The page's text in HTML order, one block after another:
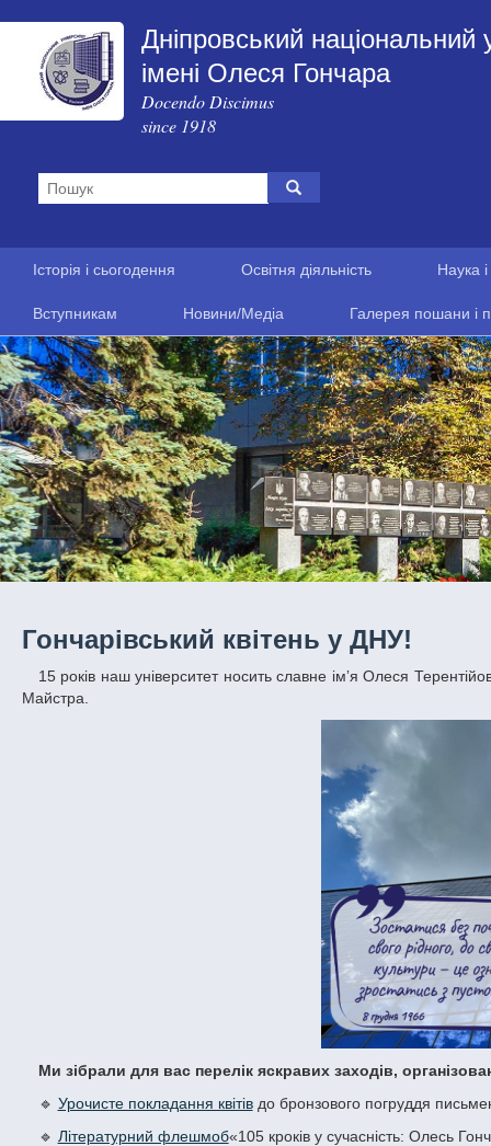
Дніпровський національний
імені Олеся Гончара
Docendo Discimus
since 1918
Історія і сьогодення Освітня діяльність Наука
Вступникам Новини/Медіа Галерея пошани і
Гончарівський квітень у ДНУ!
15 років наш університет носить славне імʼя Олеся Терентійовича Гончара. Цього року Україна вшановувала 105-річчя від дня народження
Майстра.
Ми зібрали для вас перелік яскравих заходів,
Урочисте покладання квітівдо бронзового погруддя
Літературний флешмоб«105 кроків у сучасність: Олесь